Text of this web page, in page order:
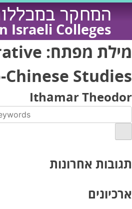
Skip
content
המחקר
Israeli Colleges
מילת מפתח:
Chinese Studies
Ithamar Theodor
תגובות אחרונות
ארכיונים